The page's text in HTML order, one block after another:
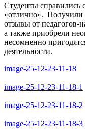
Студенты справились
«отлично».
отзывы от педагогов-
а также приобрели
несомненно
деятельности.
image-25-12-23-11-18
image-25-12-23-11-18-1
image-25-12-23-11-18-2
image-25-12-23-11-18-3